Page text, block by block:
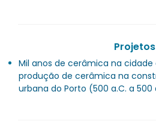
Projetos
Mil anos de cerâmica na
produção de cerâmica na
urbana do Porto (500 a.C. a 500